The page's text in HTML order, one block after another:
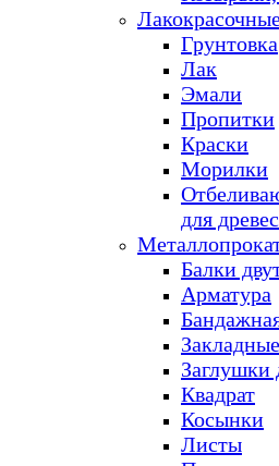
Грунтовка
Лак
Эмали
Пропитки
Краски
Морилки
для
Балки
Арматура
Закладные
Заглушки
Квадрат
Косынки
Листы